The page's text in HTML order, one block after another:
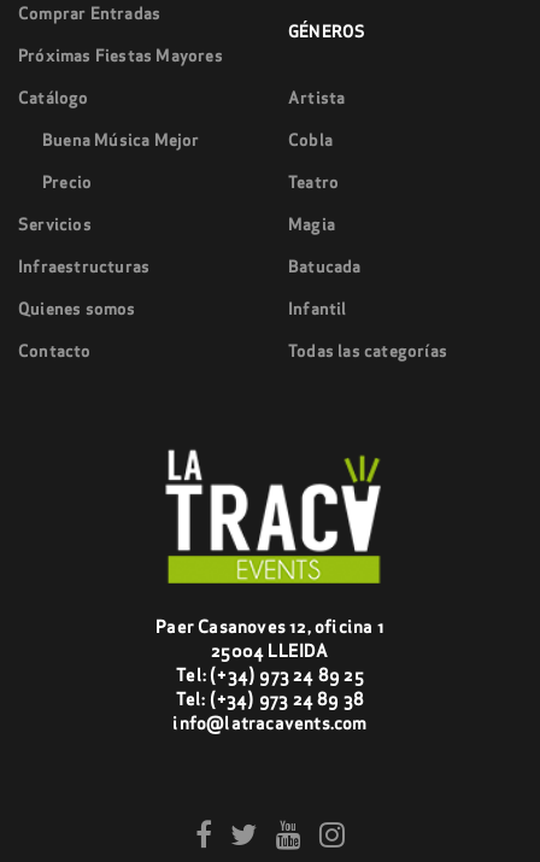
Comprar Entradas
Próximas Fiestas Mayores
Catálogo
Buena Música Mejor
Precio
Servicios
Infraestructuras
Quienes somos
Contacto
GÉNEROS
Artista
Cobla
Teatro
Magia
Batucada
Infantil
Todas las categorías
Paer Casanoves 12, oficina 1
25004 LLEIDA
Tel: (+34) 973 24 89 25
Tel: (+34) 973 24 89 38
info@latracavents.com